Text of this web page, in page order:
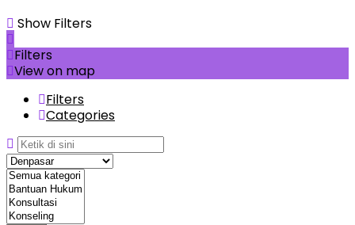
Show Filters
Filters
View on map
Filters
Categories